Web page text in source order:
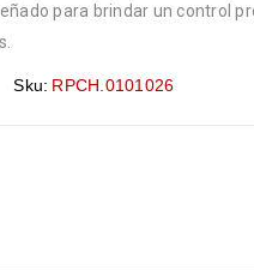
para brindar un control
Sku: RPCH.0101026